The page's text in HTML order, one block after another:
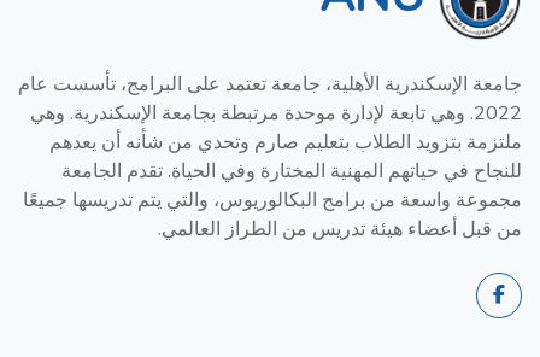
جامعة الإسكندرية الأهلية، جامعة تعتمد على البرامج، تأسست عام
2022. وهي تابعة لإدارة موحدة مرتبطة بجامعة الإسكندرية. وهي
ملتزمة بتزويد الطلاب بتعليم صارم وتحدي من شأنه أن يعدهم
للنجاح في حياتهم المهنية المختارة وفي الحياة. تقدم الجامعة
مجموعة واسعة من برامج البكالوريوس، والتي يتم تدريسها جميعًا
من قبل أعضاء هيئة تدريس من الطراز العالمي.